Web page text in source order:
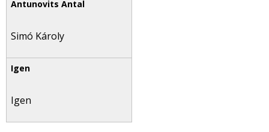
Simó Károly
Igen